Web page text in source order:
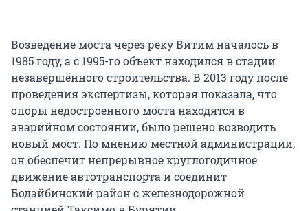
Возведение моста через реку Витим началось в
1985 году, а с 1995-го объект находился в стадии
незавершённого строительства. В 2013 году после
проведения экспертизы, которая показала, что
опоры недостроенного моста находятся в
аварийном состоянии, было решено возводить
новый мост. По мнению местной администрации,
он обеспечит непрерывное круглогодичное
движение автотранспорта и соединит
Бодайбинский район с железнодорожной